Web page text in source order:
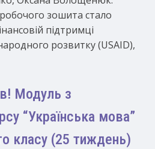
зошита стало
підтримці
розвитку (USAID),
Модуль з
“Українська мова”
класу (25 тиждень)